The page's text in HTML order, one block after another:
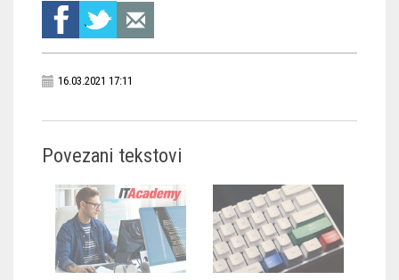
16.03.2021 17:11
Povezani tekstovi